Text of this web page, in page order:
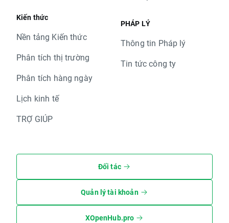
Kiến thức
Nền tảng Kiến thức
Phân tích thị trường
Phân tích hàng ngày
Lịch kinh tế
TRỢ GIÚP
PHÁP LÝ
Thông tin Pháp lý
Tin tức công ty
Đối tác
Quản lý tài khoản
XOpenHub.pro